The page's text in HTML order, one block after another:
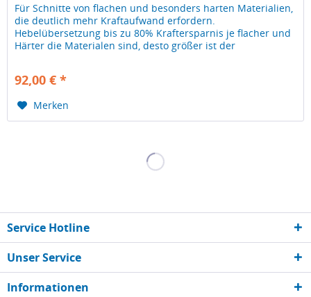
Für Schnitte von flachen und besonders harten Materialien,
die deutlich mehr Kraftaufwand erfordern.
Hebelübersetzung bis zu 80% Kraftersparnis je flacher und
Härter die Materialen sind, desto größer ist der
92,00 € *
Merken
Service Hotline
Unser Service
Informationen